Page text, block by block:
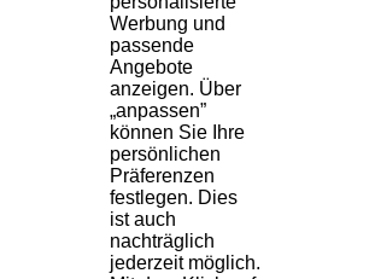
Werbung und
passende
Angebote
anzeigen. Über
„anpassen”
können Sie Ihre
persönlichen
Präferenzen
festlegen. Dies
ist auch
nachträglich
jederzeit möglich.